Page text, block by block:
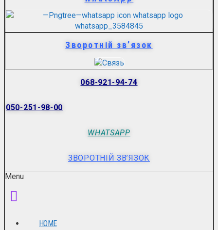
Зворотній зв’язок
068-921-94-74
050-251-98-00
WHATSAPP
ЗВОРОТНІЙ ЗВ’ЯЗОК
Menu
HOME